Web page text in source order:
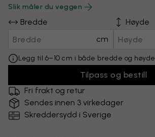
Slik måler du veggen
Bredde
cm
Høyde
Legg til 6–10 cm i både bredde og høyde
Tilpass og bestill
Fri frakt og retur
Sendes innen 3 virkedager
Skreddersydd i Sverige